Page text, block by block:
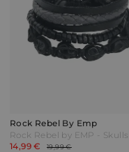
Rock Rebel By Emp
14,99 €
19,99 €